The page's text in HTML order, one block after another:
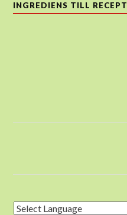
INGREDIENS TILL RECEPT